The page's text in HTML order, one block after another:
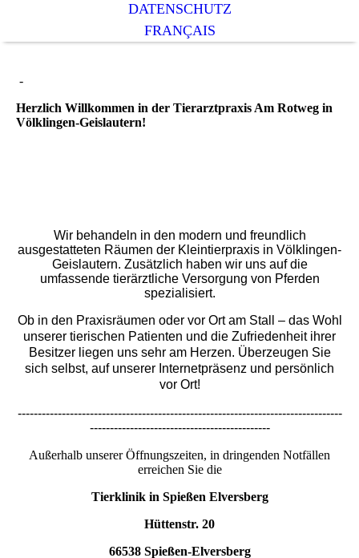
DATENSCHUTZ
FRANÇAIS
-
Herzlich Willkommen in der Tierarztpraxis Am Rotweg in
Völklingen-Geislautern!
Wir behandeln in den modern und freundlich
ausgestatteten Räumen der Kleintierpraxis in Völklingen-
Geislautern. Zusätzlich haben wir uns auf die
umfassende tierärztliche Versorgung von Pferden
spezialisiert.
Ob in den Praxisräumen oder vor Ort am Stall – das Wohl
unserer tierischen Patienten und die Zufriedenheit ihrer
Besitzer liegen uns sehr am Herzen. Überzeugen Sie
sich selbst, auf unserer Internetpräsenz und persönlich
vor Ort!
---------------------------------------------------------------------------------
---------------------------------------------
Außerhalb unserer Öffnungszeiten, in dringenden Notfällen
erreichen Sie die
Tierklinik in Spießen Elversberg
Hüttenstr. 20
66538 Spießen-Elversberg